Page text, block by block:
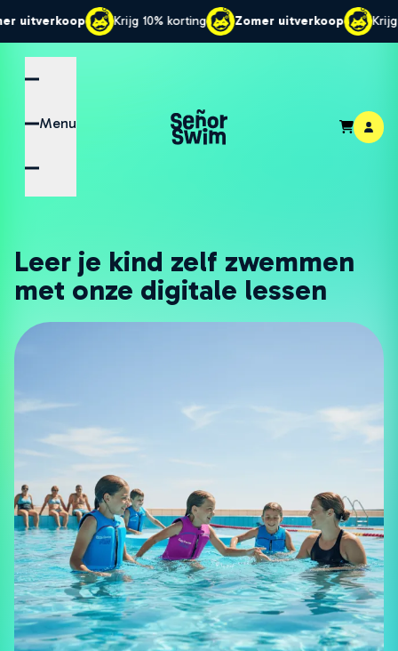
Krijg 10% korting Zomer uitverkoop Krijg 10%
Menu
Leer je kind zelf zwemmen
met onze digitale lessen